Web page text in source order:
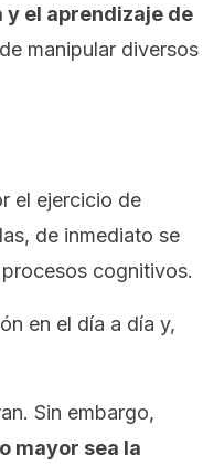
el aprendizaje de
manipular diversos
el ejercicio de
de inmediato se
cognitivos.
en el día a día y,
Sin embargo,
mayor sea la